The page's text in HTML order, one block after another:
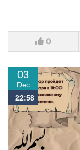
0
03
Dec
22:58